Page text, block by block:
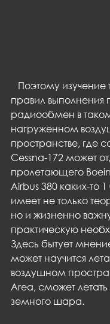
правил выполнения
радиообмен в
нагруженном
пространстве, где
Cessna-172 может
пролетающего
Airbus 380 каких-то
имеет не только
но и жизненно
практическую
Здесь бытует
может научится
воздушном
Area, сможет
земного шара.